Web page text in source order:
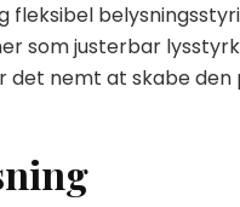
fleksibel
som justerbar
det nemt at skabe